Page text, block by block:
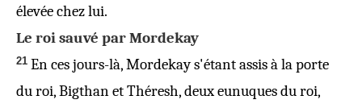
élevée chez lui.
Le roi sauvé par Mordekay
21 En ces jours-là, Mordekay s'étant assis à la porte
du roi, Bigthan et Théresh, deux eunuques du roi,